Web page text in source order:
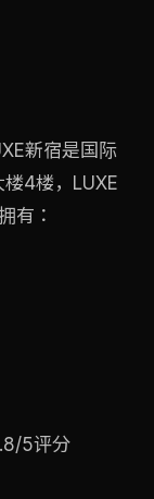
新宿是国际
4楼，LUXE
有：
5评分